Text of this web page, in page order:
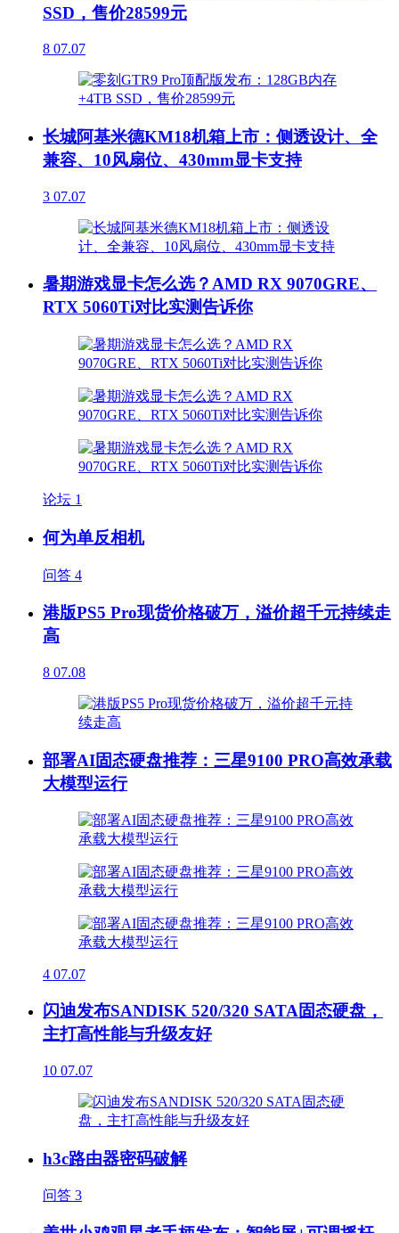
SSD，售价28599元
8 07.07
长城阿基米德KM18机箱上市：侧透设计、全
兼容、10风扇位、430mm显卡支持
3 07.07
暑期游戏显卡怎么选？AMD RX 9070GRE、
RTX 5060Ti对比实测告诉你
论坛 1
何为单反相机
问答 4
港版PS5 Pro现货价格破万，溢价超千元持续走
高
8 07.08
部署AI固态硬盘推荐：三星9100 PRO高效承载
大模型运行
4 07.07
闪迪发布SANDISK 520/320 SATA固态硬盘，
主打高性能与升级友好
10 07.07
h3c路由器密码破解
问答 3